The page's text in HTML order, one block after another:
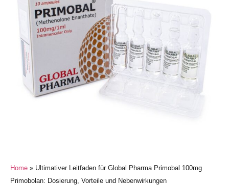
Home » Ultimativer Leitfaden für Global Pharma Primobal 100mg
Primobolan: Dosierung, Vorteile und Nebenwirkungen